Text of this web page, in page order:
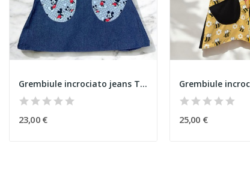
Grembiule incrociato jeans Topolino
23,00 €
Grembiule
25,00 €